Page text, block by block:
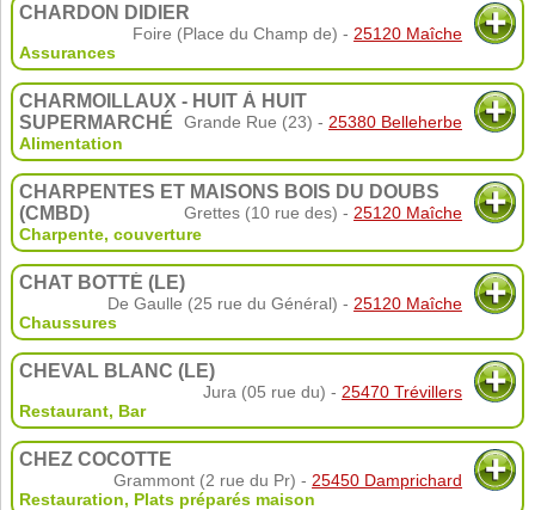
CHARDON DIDIER
Foire (Place du Champ de) - 25120 Maîche
Assurances
CHARMOILLAUX - HUIT À HUIT
SUPERMARCHÉ
Grande Rue (23) - 25380 Belleherbe
Alimentation
CHARPENTES ET MAISONS BOIS DU DOUBS
(CMBD)
Grettes (10 rue des) - 25120 Maîche
Charpente, couverture
CHAT BOTTÉ (LE)
De Gaulle (25 rue du Général) - 25120 Maîche
Chaussures
CHEVAL BLANC (LE)
Jura (05 rue du) - 25470 Trévillers
Restaurant, Bar
CHEZ COCOTTE
Grammont (2 rue du Pr) - 25450 Damprichard
Restauration, Plats préparés maison